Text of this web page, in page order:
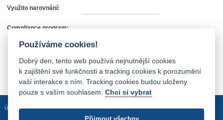
Využito narovnání:
Compliance program:
Úvodní stránka Mapa stránek Prohlášení o přístupnosti
Používáme cookies!
Dobrý den, tento web používá nejnutnější cookies
k zajištění své funkčnosti a tracking cookies k porozumění
vaší interakce s ním. Tracking cookies budou uloženy
pouze s vaším souhlasem.Chci si vybrat